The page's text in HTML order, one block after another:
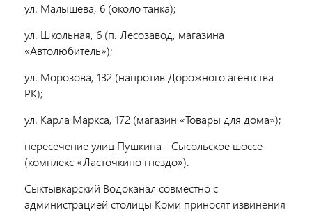
ул. Малышева, 6 (около танка);
ул. Школьная, 6 (п. Лесозавод, магазина
«Автолюбитель»);
ул. Морозова, 132 (напротив Дорожного агентства
РК);
ул. Карла Маркса, 172 (магазин «Товары для дома»);
пересечение улиц Пушкина - Сысольское шоссе
(комплекс «Ласточкино гнездо»).
Сыктывкарский Водоканал совместно с
администрацией столицы Коми приносят извинения